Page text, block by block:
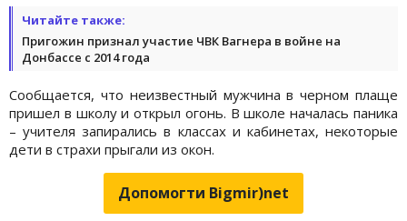
Читайте также:
Пригожин признал участие ЧВК Вагнера в войне на
Донбассе с 2014 года
Сообщается, что неизвестный мужчина в черном плаще
пришел в школу и открыл огонь. В школе началась паника
– учителя запирались в классах и кабинетах, некоторые
дети в страхи прыгали из окон.
Допомогти Bigmir)net